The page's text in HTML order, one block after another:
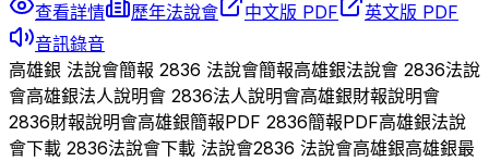
查看詳情
歷年法說會 中文版 PDF
英文版 PDF
音訊錄音
高雄銀 法說會簡報 2836 法說會簡報高雄銀法說會 2836法說
會高雄銀法人說明會 2836法人說明會高雄銀財報說明會
2836財報說明會高雄銀簡報PDF 2836簡報PDF高雄銀法說
會下載 2836法說會下載 法說會2836 法說會高雄銀高雄銀最